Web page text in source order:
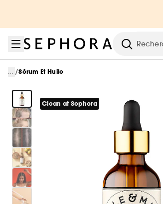
Recherche
... /Sérum Et Huile
Clean at Sephora